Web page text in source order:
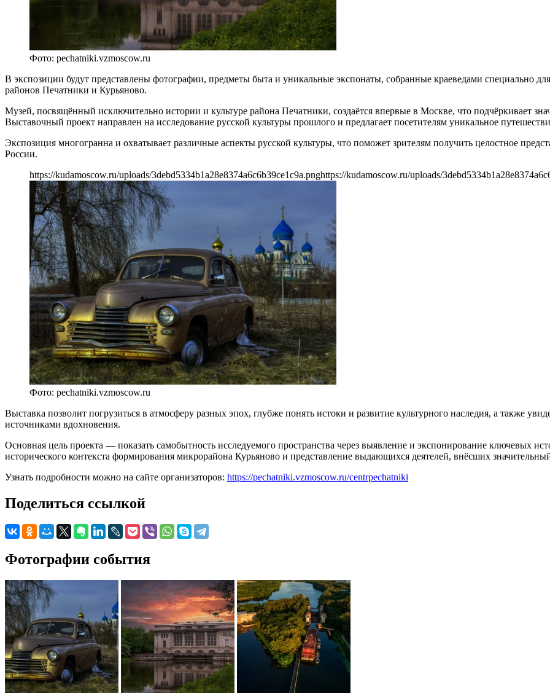
Фото: pechatniki.vzmoscow.ru
В экспозиции будут представлены фотографии, предметы быта и уникальные экспонаты, собранные краеведами специально
районов Печатники и Курьяново.
Музей, посвящённый исключительно истории и культуре района Печатники, создаётся впервые в Москве, что подчёркивает
Выставочный проект направлен на исследование русской культуры прошлого и предлагает посетителям уникальное
Экспозиция многогранна и охватывает различные аспекты русской культуры, что поможет зрителям получить целостное
России.
https://kudamoscow.ru/uploads/3debd5334b1a28e8374a6c6b39ce1c9a.pnghttps://kudamoscow.ru/uploads/
Фото: pechatniki.vzmoscow.ru
Выставка позволит погрузиться в атмосферу разных эпох, глубже понять истоки и развитие культурного наследия, а также
источниками вдохновения.
Основная цель проекта — показать самобытность исследуемого пространства через выявление и экспонирование ключевых
исторического контекста формирования микрорайона Курьяново и представление выдающихся деятелей, внёсших
Узнать подробности можно на сайте организаторов: https://pechatniki.vzmoscow.ru/centrpechatniki
Поделиться ссылкой
Фотографии события